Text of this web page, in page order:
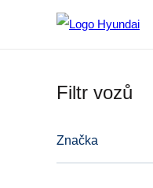
Filtr vozů
Značka